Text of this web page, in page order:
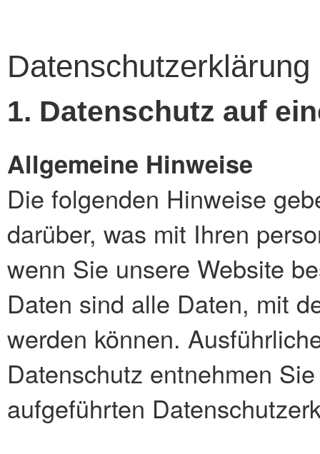
Datenschutzerklärung
1. Datenschutz auf
Allgemeine Hinweise
Die folgenden Hinweise
darüber, was mit Ihren
wenn Sie unsere Website
Daten sind alle Daten, mit
werden können.
Datenschutz entnehmen
aufgeführten